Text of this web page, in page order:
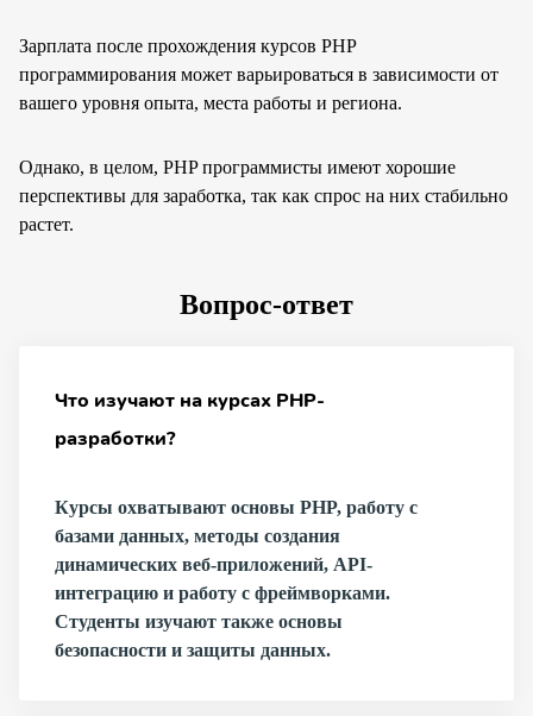
Зарплата после прохождения курсов PHP
программирования может варьироваться в зависимости от
вашего уровня опыта, места работы и региона.
Однако, в целом, PHP программисты имеют хорошие
перспективы для заработка, так как спрос на них стабильно
растет.
Вопрос-ответ
Что изучают на курсах PHP-
разработки?
Курсы охватывают основы PHP, работу с
базами данных, методы создания
динамических веб-приложений, API-
интеграцию и работу с фреймворками.
Студенты изучают также основы
безопасности и защиты данных.